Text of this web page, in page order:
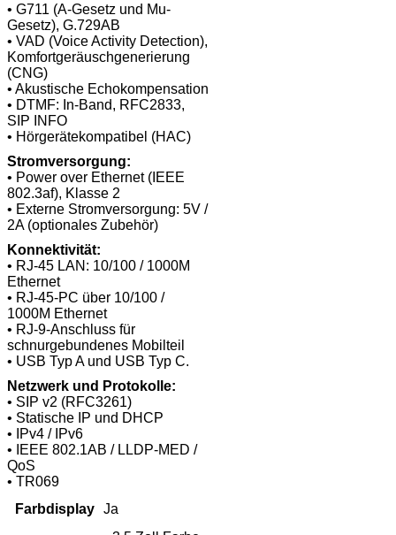
• G711 (A-Gesetz und Mu-
Gesetz), G.729AB
• VAD (Voice Activity Detection),
Komfortgeräuschgenerierung
(CNG)
• Akustische Echokompensation
• DTMF: In-Band, RFC2833,
SIP INFO
• Hörgerätekompatibel (HAC)
Stromversorgung:
• Power over Ethernet (IEEE
802.3af), Klasse 2
• Externe Stromversorgung: 5V /
2A (optionales Zubehör)
Konnektivität:
• RJ-45 LAN: 10/100 / 1000M
Ethernet
• RJ-45-PC über 10/100 /
1000M Ethernet
• RJ-9-Anschluss für
schnurgebundenes Mobilteil
• USB Typ A und USB Typ C.
Netzwerk und Protokolle:
• SIP v2 (RFC3261)
• Statische IP und DHCP
• IPv4 / IPv6
• IEEE 802.1AB / LLDP-MED /
QoS
• TR069
Farbdisplay Ja